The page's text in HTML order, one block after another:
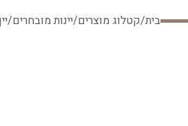
בית/קטלוג מוצרים/יינות מובחרים/